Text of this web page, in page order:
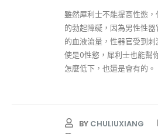
雖然犀利士不能提高性慾
的勃起障礙，因為男性性
的血液流量，性器官受到
使是0性慾，犀利士也能幫
怎麼低下，也還是會有的。
BY CHULIUXIANG